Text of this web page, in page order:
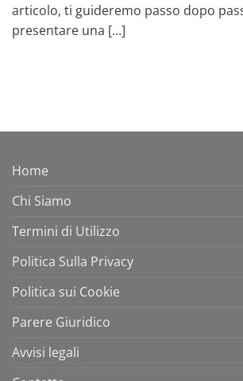
articolo, ti guideremo passo dopo
presentare una […]
Home
Chi Siamo
Termini di Utilizzo
Politica Sulla Privacy
Politica sui Cookie
Parere Giuridico
Avvisi legali